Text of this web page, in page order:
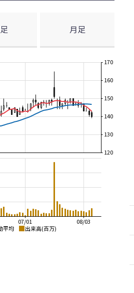
月足
平均 出来高(百万)
08/03
07/01
120
130
140
150
160
170